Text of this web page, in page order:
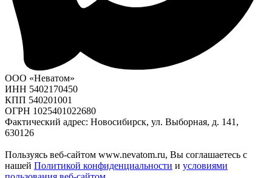
ООО «Неватом»
ИНН 5402170450
КПП 540201001
ОГРН 1025401022680
Фактический адрес: Новосибирск, ул. Выборная, д. 141,
630126
Пользуясь веб-сайтом www.nevatom.ru, Вы соглашаетесь с
нашей Политикой конфиденциальности и условиями